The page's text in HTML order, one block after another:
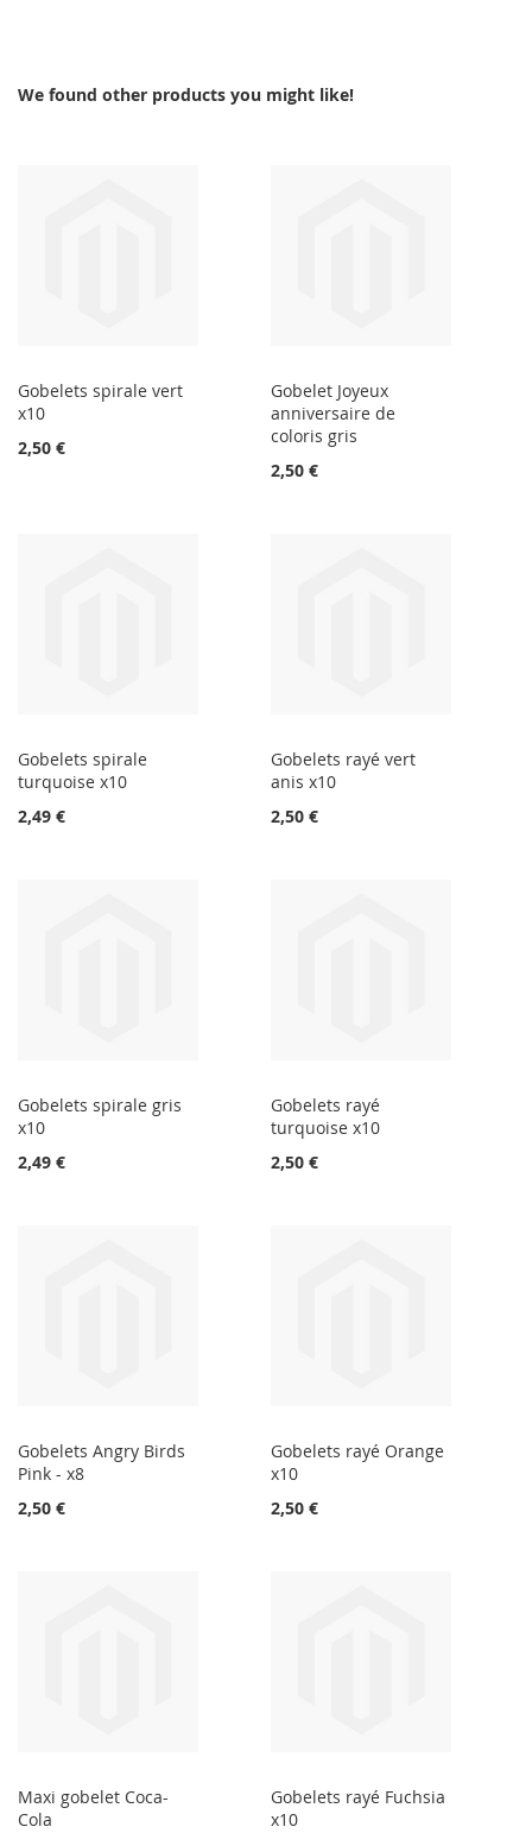
We found other products you might like!
Gobelets spirale vert
x10
2,50 €
Gobelet Joyeux
anniversaire de
coloris gris
2,50 €
Gobelets spirale
turquoise x10
2,49 €
Gobelets rayé vert
anis x10
2,50 €
Gobelets spirale gris
x10
2,49 €
Gobelets rayé
turquoise x10
2,50 €
Gobelets Angry Birds
Pink - x8
2,50 €
Gobelets rayé Orange
x10
2,50 €
Maxi gobelet Coca-
Cola
Gobelets rayé Fuchsia
x10